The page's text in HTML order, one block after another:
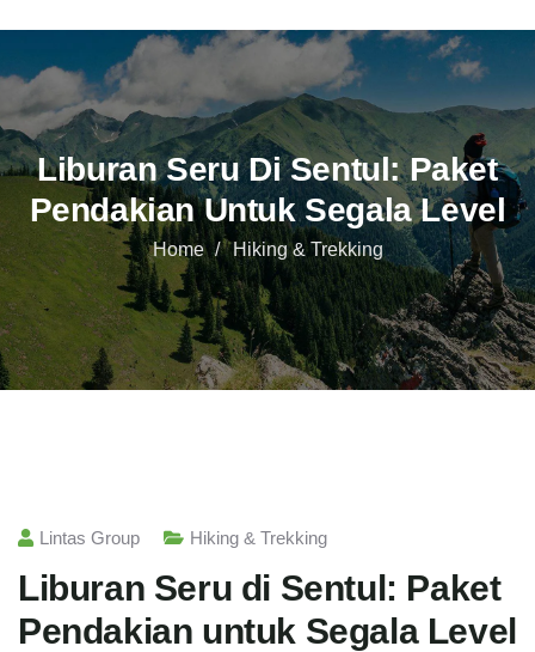
Liburan Seru Di Sentul: Paket
Pendakian Untuk Segala Level
Home Hiking & Trekking
Lintas Group Hiking & Trekking
Liburan Seru di Sentul: Paket
Pendakian untuk Segala Level